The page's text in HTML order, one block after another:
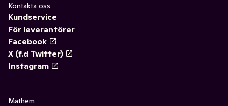
Kontakta oss
Kundservice
För leverantörer
Facebook
X (f.d Twitter)
Instagram
Mathem